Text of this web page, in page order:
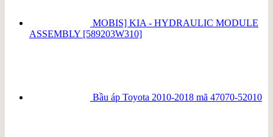
MOBIS] KIA - HYDRAULIC MODULE
ASSEMBLY [589203W310]
Bầu áp Toyota 2010-2018 mã 47070-52010